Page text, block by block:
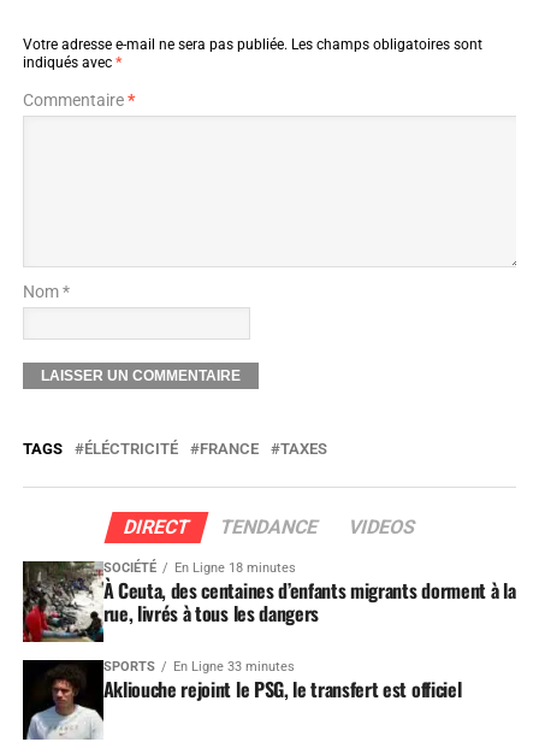
Votre adresse e-mail ne sera pas publiée. Les champs obligatoires sont
indiqués avec *
Commentaire*
Nom *
TAGS ÉLÉCTRICITÉ FRANCE TAXES
DIRECT TENDANCE VIDEOS
SOCIÉTÉ En Ligne 18 minutes
À Ceuta, des centaines d’enfants migrants dorment à la
rue, livrés à tous les dangers
SPORTS En Ligne 33 minutes
Akliouche rejoint le PSG, le transfert est officiel